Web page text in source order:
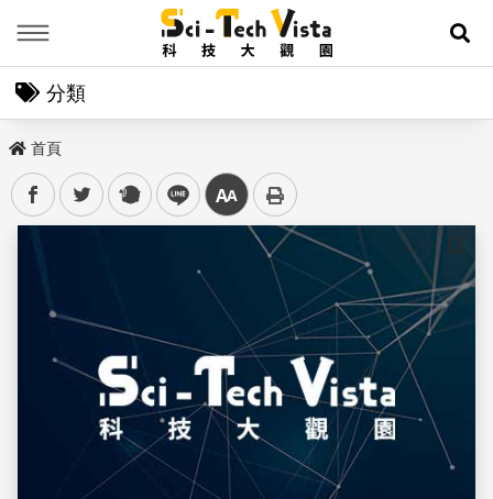
展
分類
首頁
facebooktwitter plurk line 中
儲存